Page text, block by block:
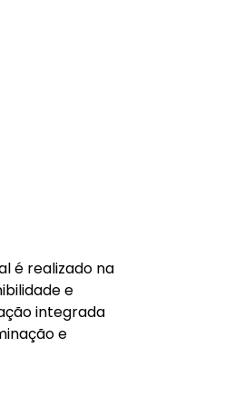
é realizado na
e
integrada
e